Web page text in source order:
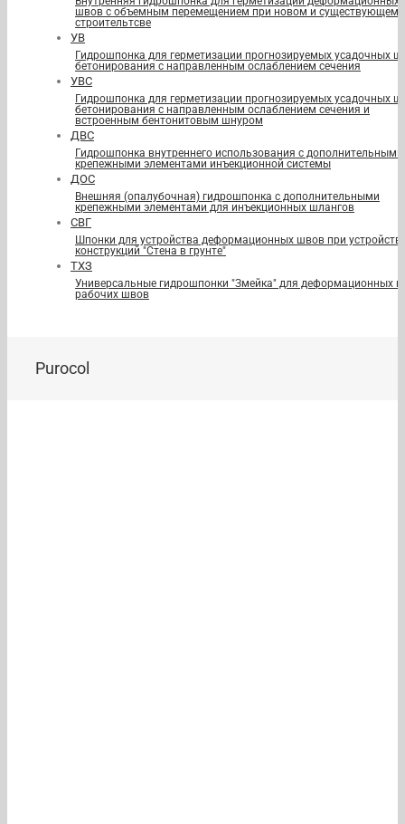
швов с объемным перемещением при новом и существующем
строительтсве
УВ
Гидрошпонка для герметизации прогнозируемых усадочных
бетонирования с направленным ослаблением сечения
УВС
Гидрошпонка для герметизации прогнозируемых усадочных
бетонирования с направленным ослаблением сечения и
встроенным бентонитовым шнуром
ДВС
Гидрошпонка внутреннего использования с дополнительными
крепежными элементами инъекционной системы
ДОС
Внешняя (опалубочная) гидрошпонка с дополнительными
крепежными элементами для инъекционных шлангов
СВГ
Шпонки для устройства деформационных швов при
конструкций "Стена в грунте"
ТХЗ
Универсальные гидрошпонки "Змейка" для деформационных и
рабочих швов
Purocol